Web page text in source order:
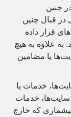
چنین
در قبال چنین
قرار داده
به علاوه به هیچ
یا مضامین
خدمات یا
سایت‌ها، خدمات
که خارج